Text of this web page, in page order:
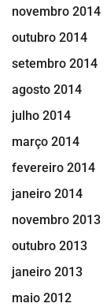
novembro 2014
outubro 2014
setembro 2014
agosto 2014
julho 2014
março 2014
fevereiro 2014
janeiro 2014
novembro 2013
outubro 2013
janeiro 2013
maio 2012